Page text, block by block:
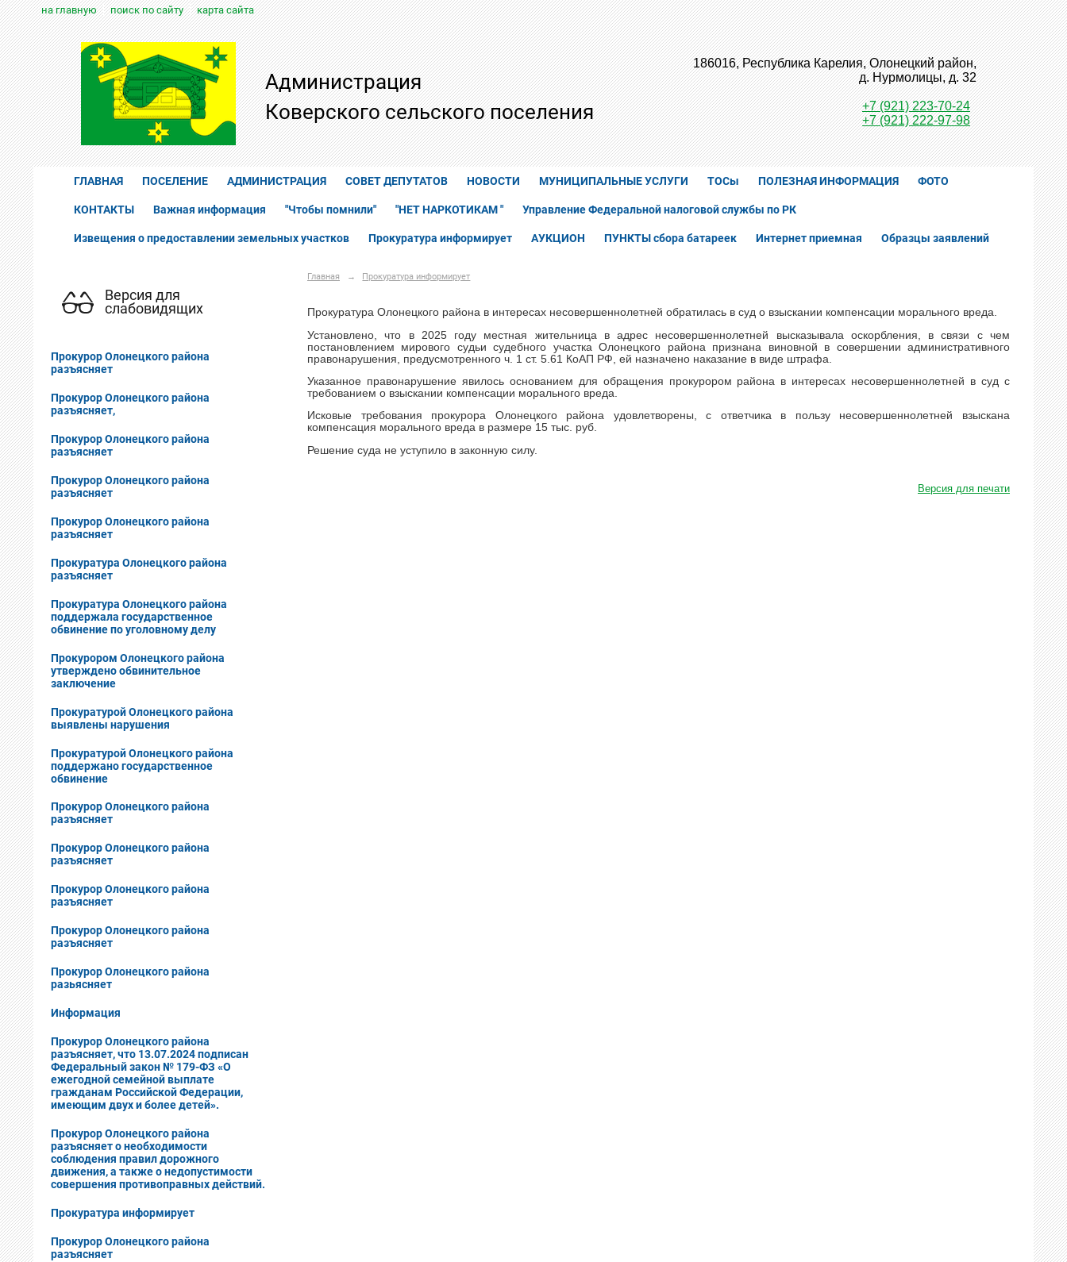
на главную поиск по сайту карта сайта
Администрация
Коверского сельского поселения
186016, Республика Карелия, Олонецкий район,
д. Нурмолицы, д. 32
+7 (921) 223-70-24
+7 (921) 222-97-98
ГЛАВНАЯ ПОСЕЛЕНИЕ АДМИНИСТРАЦИЯ СОВЕТ ДЕПУТАТОВ НОВОСТИ МУНИЦИПАЛЬНЫЕ УСЛУГИ ТОСы ПОЛЕЗНАЯ ИНФОРМАЦИЯ ФОТО
КОНТАКТЫ Важная информация "Чтобы помнили" "НЕТ НАРКОТИКАМ " Управление Федеральной налоговой службы по РК
Извещения о предоставлении земельных участков Прокуратура информирует АУКЦИОН ПУНКТЫ сбора батареек Интернет приемная Образцы заявлений
Версия для
слабовидящих
Прокурор Олонецкого района
разъясняет
Прокурор Олонецкого района
разъясняет,
Прокурор Олонецкого района
разъясняет
Прокурор Олонецкого района
разъясняет
Прокурор Олонецкого района
разъясняет
Прокуратура Олонецкого района
разъясняет
Прокуратура Олонецкого района
поддержала государственное
обвинение по уголовному делу
Прокурором Олонецкого района
утверждено обвинительное
заключение
Прокуратурой Олонецкого района
выявлены нарушения
Прокуратурой Олонецкого района
поддержано государственное
обвинение
Прокурор Олонецкого района
разъясняет
Прокурор Олонецкого района
разъясняет
Прокурор Олонецкого района
разъясняет
Прокурор Олонецкого района
разъясняет
Прокурор Олонецкого района
разьясняет
Информация
Прокурор Олонецкого района
разъясняет, что 13.07.2024 подписан
Федеральный закон № 179-ФЗ «О
ежегодной семейной выплате
гражданам Российской Федерации,
имеющим двух и более детей».
Прокурор Олонецкого района
разъясняет о необходимости
соблюдения правил дорожного
движения, а также о недопустимости
совершения противоправных действий.
Прокуратура информирует
Прокурор Олонецкого района
разъясняет
Главная → Прокуратура информирует
Прокуратура Олонецкого района в интересах несовершеннолетней обратилась в суд о взыскании компенсации морального вреда.
Установлено, что в 2025 году местная жительница в адрес несовершеннолетней высказывала оскорбления, в связи с чем
постановлением мирового судьи судебного участка Олонецкого района признана виновной в совершении административного
правонарушения, предусмотренного ч. 1 ст. 5.61 КоАП РФ, ей назначено наказание в виде штрафа.
Указанное правонарушение явилось основанием для обращения прокурором района в интересах несовершеннолетней в суд с
требованием о взыскании компенсации морального вреда.
Исковые требования прокурора Олонецкого района удовлетворены, с ответчика в пользу несовершеннолетней взыскана
компенсация морального вреда в размере 15 тыс. руб.
Решение суда не уступило в законную силу.
Версия для печати